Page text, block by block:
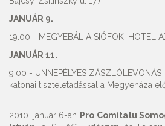
JANUÁR 9.
19.00 - MEGYEBÁL A SIÓFOKI HOTEL
JANUÁR 11.
9.00 - ÜNNEPÉLYES ZÁSZLÓLEVONÁS
katonai tiszteletadással a Megyeháza
2010. január 6-án Pro Comitatu